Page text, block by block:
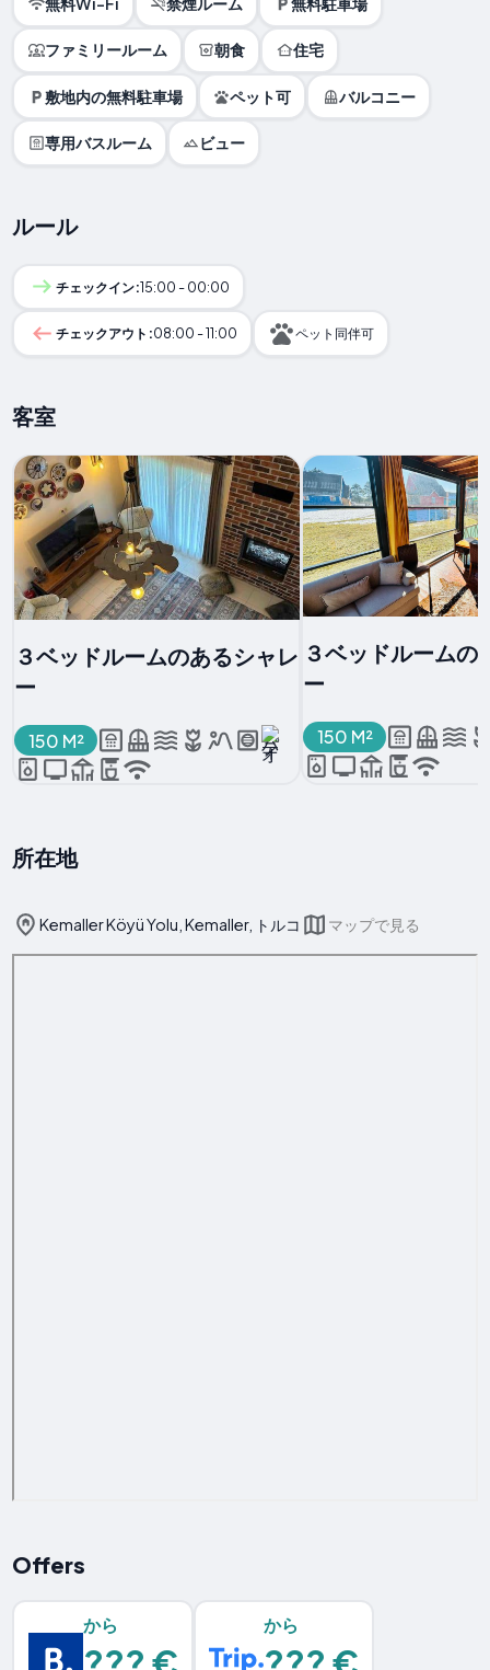
ファミリールーム 朝食 住宅
敷地内の無料駐車場 ペット可 バルコニー
専用バスルーム ビュー
ルール
チェックイン:15:00 - 00:00
チェックアウト:08:00 - 11:00 ペット同伴可
客室
３ベッドルームのあるシャレ
ー
150 M²
３ベッドルームの
ー
150 M²
所在地
Kemaller Köyü Yolu, Kemaller, トルコ マップで見る
Offers
から から